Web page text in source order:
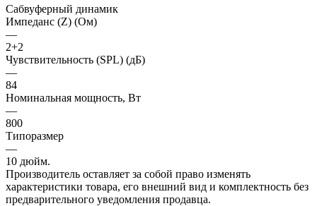
Сабвуферный динамик
Импеданс (Z) (Ом)
—
2+2
Чувствительность (SPL) (дБ)
—
84
Номинальная мощность, Вт
—
800
Типоразмер
—
10 дюйм.
Производитель оставляет за собой право изменять
характеристики товара, его внешний вид и комплектность без
предварительного уведомления продавца.